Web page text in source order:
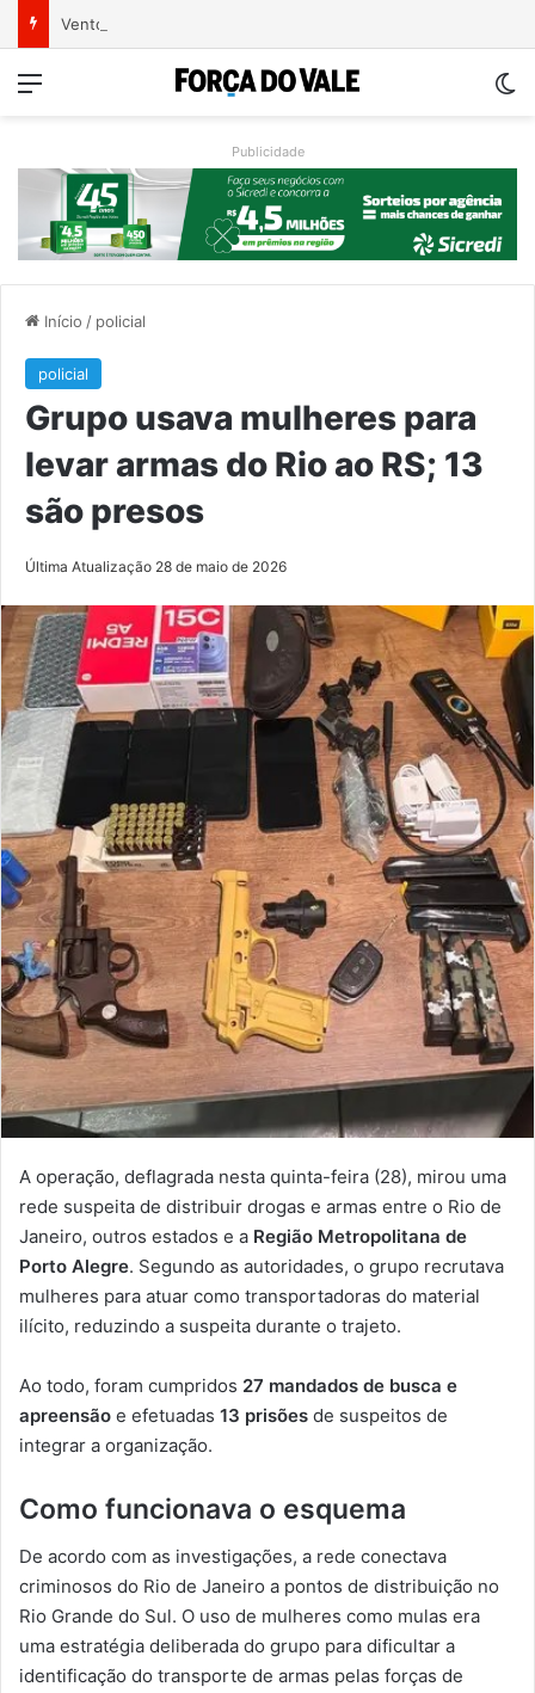
Menu
Publicidade
Início / policial
policial
Grupo usava mulheres para
levar armas do Rio ao RS; 13
são presos
Última Atualização 28 de maio de 2026
A operação, deflagrada nesta quinta-feira (28), mirou uma
rede suspeita de distribuir drogas e armas entre o Rio de
Janeiro, outros estados e a Região Metropolitana de
Porto Alegre. Segundo as autoridades, o grupo recrutava
mulheres para atuar como transportadoras do material
ilícito, reduzindo a suspeita durante o trajeto.
Ao todo, foram cumpridos 27 mandados de busca e
apreensão e efetuadas 13 prisões de suspeitos de
integrar a organização.
Como funcionava o esquema
De acordo com as investigações, a rede conectava
criminosos do Rio de Janeiro a pontos de distribuição no
Rio Grande do Sul. O uso de mulheres como mulas era
uma estratégia deliberada do grupo para dificultar a
identificação do transporte de armas pelas forças de